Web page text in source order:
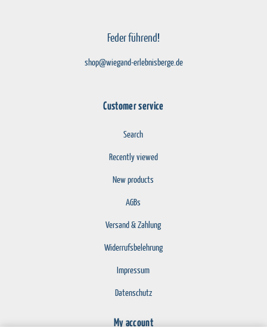
Feder führend!
shop@wiegand-erlebnisberge.de
Customer service
Search
Recently viewed
New products
AGBs
Versand & Zahlung
Widerrufsbelehrung
Impressum
Datenschutz
My account